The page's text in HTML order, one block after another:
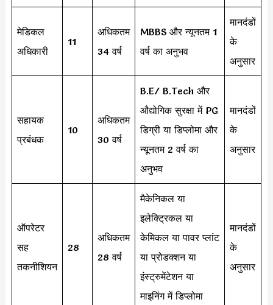
मेडिकल
अधिकारी
11
अधिकतम
34 वर्ष
MBBS और न्यूनतम 1
वर्ष का अनुभव
मानदंडों
के
अनुसार
सहायक
प्रबंधक
10
अधिकतम
30 वर्ष
B.E/ B.Tech और
औद्योगिक सुरक्षा में PG
डिग्री या डिप्लोमा और
न्यूनतम 2 वर्ष का
अनुभव
मानदंडों
के
अनुसार
ऑपरेटर
सह
तकनीशियन
28
अधिकतम
28 वर्ष
मैकेनिकल या
इलेक्ट्रिकल या
केमिकल या पावर प्लांट
या प्रोडक्शन या
इंस्ट्रुमेंटेशन या
माइनिंग में डिप्लोमा
मानदंडों
के
अनुसार